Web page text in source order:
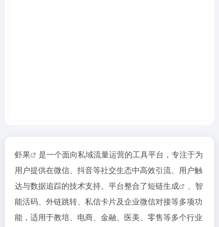
虾果
是一个面向私域流量运营的工具平台，专注于为
用户提供在微信、抖音等社交生态中高效引流、用户触
达与数据追踪的技术支持。平台整合了短链生成
、智
能活码、外链跳转、私信卡片及企业微信对接等多项功
能，适用于教培、电商、金融、医美、零售等多个行业